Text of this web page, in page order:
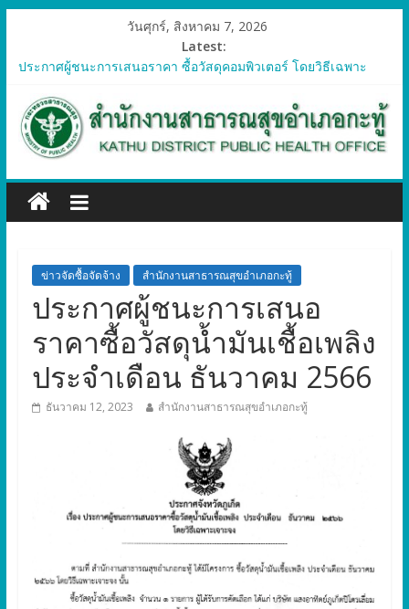
วันศุกร์, สิงหาคม 7, 2026
Latest:
ประกาศผู้ชนะการเสนอราคา ซื้อวัสดุคอมพิวเตอร์ โดยวิธีเฉพาะ
ประกาศผู้ชนะการเสนอราคา จัดซื้อวัสดุทางการแพทย์สำหรับ
โครงการป้องกันควบคุมโรคติดต่อและภัยสุขภาพในแรงงานต่างด้าว
อำเภอกะทู้ ปี 2569
เจาะจง
ประกาศผู้ชนะการเสนอรา ซื้อวัสดุงานบ้านงานครัว โดยวิธีเฉพาะ
เจาะจง
เจาะจงข่าวจัดซื้อจัดจ้าง สำนักงานสาธารณสุขอำเภอกะทู้
ประกาศผู้ชนะการเสนอ
ราคาซื้อวัสดุน้ำมันเชื้อเพลิง
ประจำเดือน ธันวาคม 2566
ธันวาคม 12, 2023 สำนักงานสาธารณสุขอำเภอกะทู้